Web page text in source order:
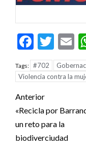
Tags: #702
Violencia contra la
Post
Anterior
«Recicla por
un reto para la
biodiverciudad